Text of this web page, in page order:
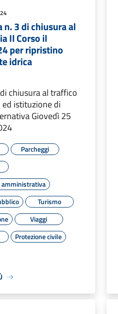
n. 3 di chiusura al
Il Corso il
per ripristino
idrica
chiusura al traffico
ed istituzione di
Giovedì 25
Parcheggi
amministrativa
Turismo
Viaggi
Protezione civile